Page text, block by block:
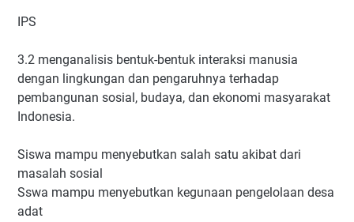
IPS
3.2 menganalisis bentuk-bentuk interaksi manusia
dengan lingkungan dan pengaruhnya terhadap
pembangunan sosial, budaya, dan ekonomi masyarakat
Indonesia.
Siswa mampu menyebutkan salah satu akibat dari
masalah sosial
Sswa mampu menyebutkan kegunaan pengelolaan desa
adat